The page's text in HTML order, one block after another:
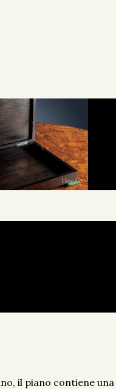
il piano contiene